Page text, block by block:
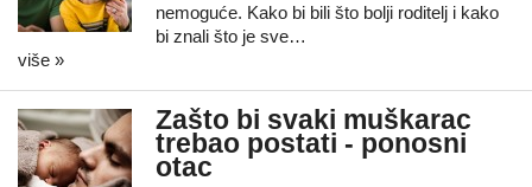
nemoguće. Kako bi bili što bolji roditelj i kako
bi znali što je sve…
više »
Zašto bi svaki muškarac
trebao postati - ponosni
otac